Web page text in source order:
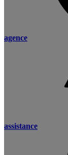
agence
assistance